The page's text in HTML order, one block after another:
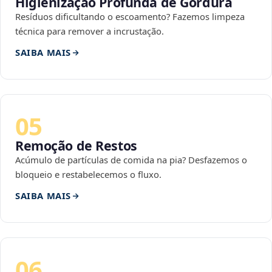
Resíduos dificultando o escoamento? Fazemos limpeza
técnica para remover a incrustação.
SAIBA MAIS
05
Remoção de Restos
Acúmulo de partículas de comida na pia? Desfazemos o
bloqueio e restabelecemos o fluxo.
SAIBA MAIS